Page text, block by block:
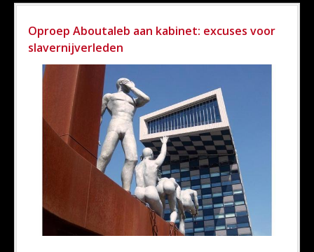
Oproep Aboutaleb aan kabinet: excuses voor
slavernijverleden